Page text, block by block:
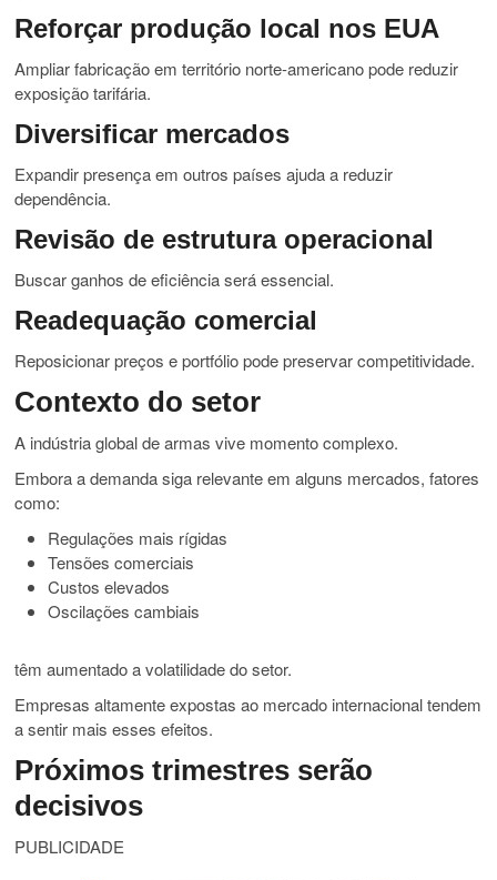
Reforçar produção local nos EUA
Ampliar fabricação em território norte-americano pode reduzir
exposição tarifária.
Diversificar mercados
Expandir presença em outros países ajuda a reduzir
dependência.
Revisão de estrutura operacional
Buscar ganhos de eficiência será essencial.
Readequação comercial
Reposicionar preços e portfólio pode preservar competitividade.
Contexto do setor
A indústria global de armas vive momento complexo.
Embora a demanda siga relevante em alguns mercados, fatores
como:
Regulações mais rígidas
Tensões comerciais
Custos elevados
Oscilações cambiais
têm aumentado a volatilidade do setor.
Empresas altamente expostas ao mercado internacional tendem
a sentir mais esses efeitos.
Próximos trimestres serão
decisivos
PUBLICIDADE